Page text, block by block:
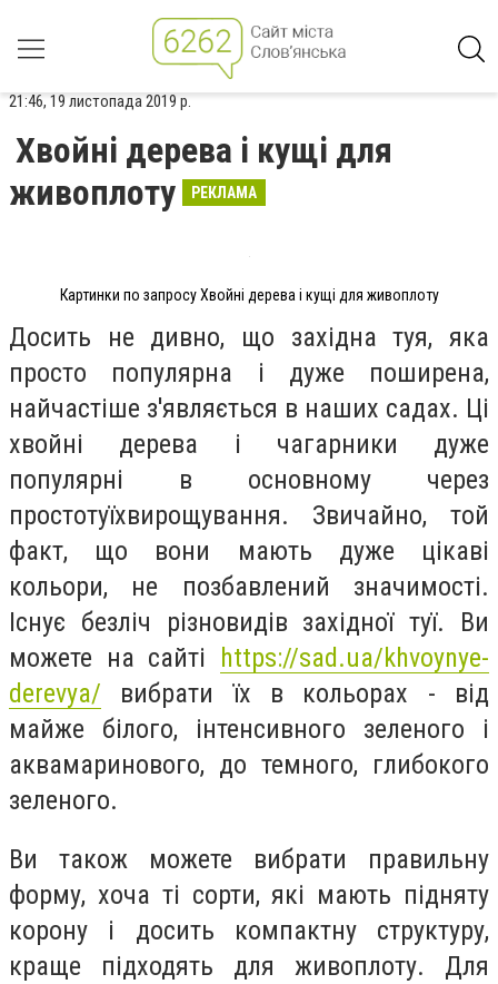
21:46, 19 листопада 2019 р.
Хвойні дерева і кущі для
живоплоту
РЕКЛАМА
Картинки по запросу Хвойні дерева і кущі для живоплоту
Досить не дивно, що західна туя, яка
просто популярна і дуже поширена,
найчастіше з'являється в наших садах. Ці
хвойні дерева і чагарники дуже
популярні в основному через
простотуїхвирощування. Звичайно, той
факт, що вони мають дуже цікаві
кольори, не позбавлений значимості.
Існує безліч різновидів західної туї. Ви
можете на сайті https://sad.ua/khvoynye-
derevya/ вибрати їх в кольорах - від
майже білого, інтенсивного зеленого і
аквамаринового, до темного, глибокого
зеленого.
Ви також можете вибрати правильну
форму, хоча ті сорти, які мають підняту
корону і досить компактну структуру,
краще підходять для живоплоту. Для